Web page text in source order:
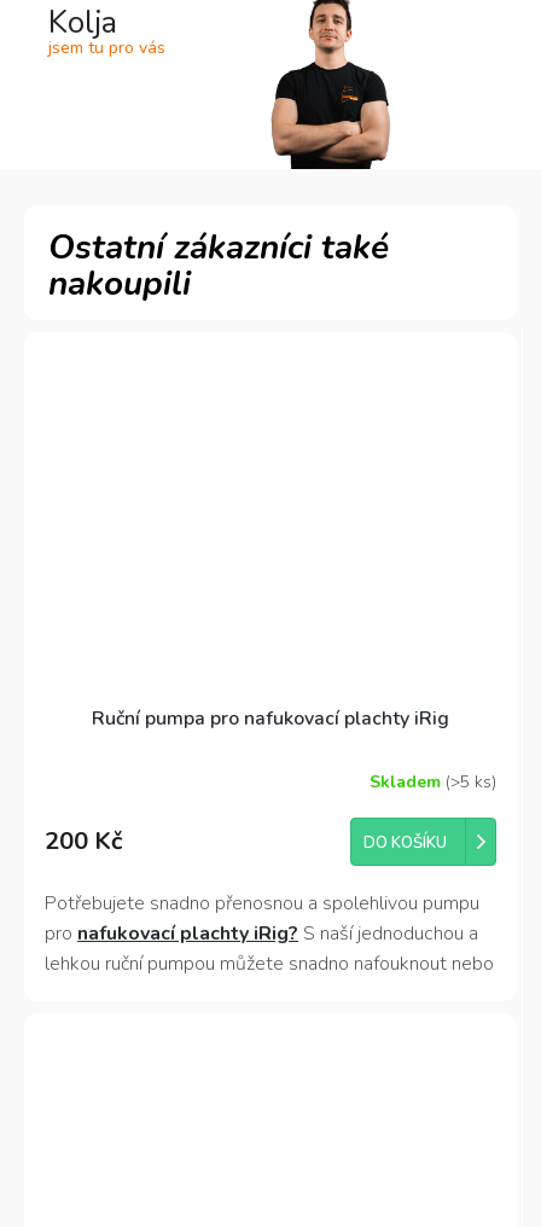
Ruční pumpa pro nafukovací plachty iRig
Skladem (>5 ks)
200 Kč DO KOŠÍKU
Potřebujete snadno přenosnou a spolehlivou pumpu
pro nafukovací plachty iRig? S naší jednoduchou a
lehkou ruční pumpou můžete snadno nafouknout nebo
Kolja
jsem tu pro vás